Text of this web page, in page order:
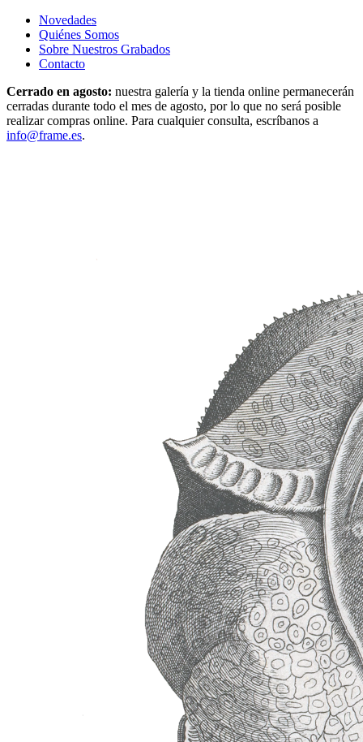
Novedades
Quiénes Somos
Sobre Nuestros Grabados
Contacto
Cerrado en agosto: nuestra galería y la tienda online permanecerán
cerradas durante todo el mes de agosto, por lo que no será posible
realizar compras online. Para cualquier consulta, escríbanos a
info@frame.es.